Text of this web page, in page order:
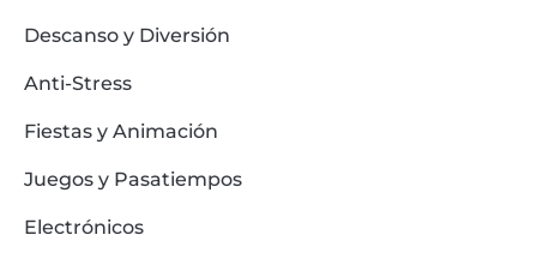
Descanso y Diversión
Anti-Stress
Fiestas y Animación
Juegos y Pasatiempos
Electrónicos